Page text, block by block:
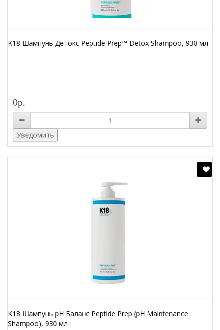
K18 Шампунь Детокс Peptide Prep™ Detox Shampoo, 930 мл
0р.
Уведомить
K18 Шампунь pH Баланс Peptide Prep (pH Maintenance
Shampoo), 930 мл